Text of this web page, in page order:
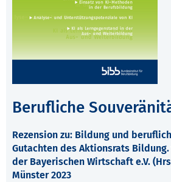
Berufliche
Rezension zu: Bildung und
Gutachten des Aktionsrats
der Bayerischen Wirtschaft e.V.
Münster 2023